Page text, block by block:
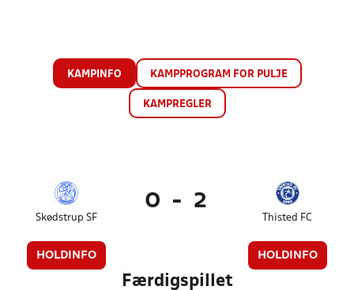
KAMPINFO KAMPPROGRAM FOR PULJE
KAMPREGLER
Skødstrup SF
HOLDINFO
0 - 2
Thisted FC
HOLDINFO
Færdigspillet